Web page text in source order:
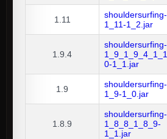
1.11
shouldersurfing-
1_11-1_2.jar
1.9.4
shouldersurfing-
1_9_1_9_4_1_1
0-1_1.jar
1.9
shouldersurfing-
1_9-1_0.jar
1.8.9
shouldersurfing-
1_8_8_1_8_9-
1_1.jar